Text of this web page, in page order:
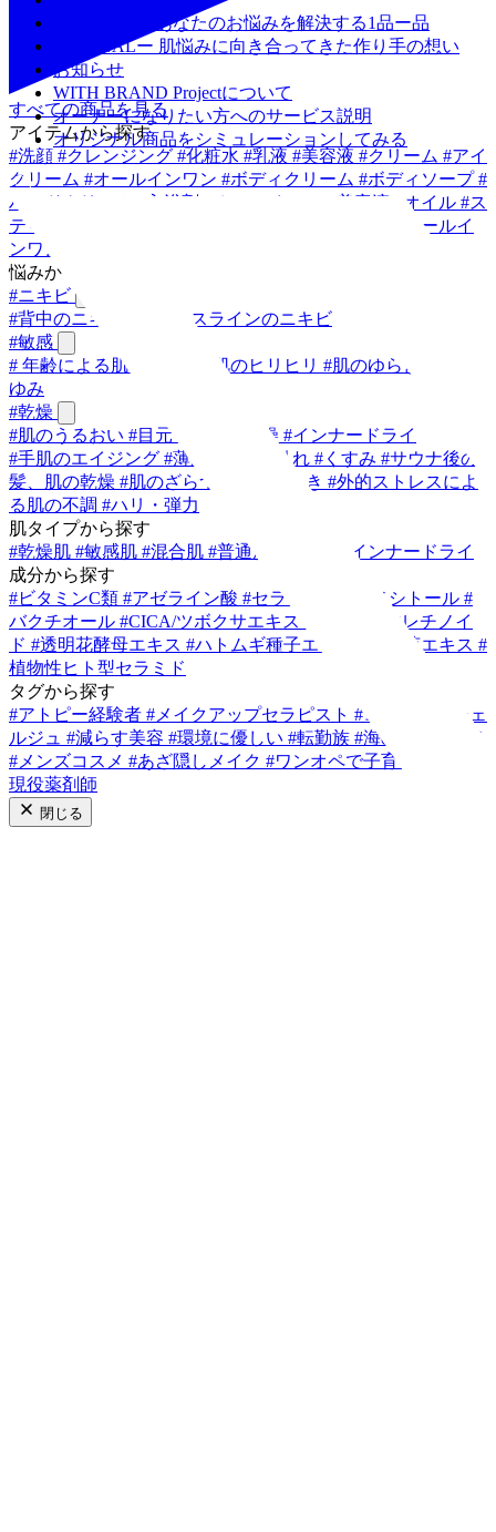
すべての商品を見る
アイテムから探す
#洗顔 #クレンジング #化粧水 #乳液 #美容液 #クリーム #アイ
クリーム #オールインワン #ボディクリーム #ボディソープ#
ハンドクリーム
入浴剤 オールインワン美容液 オイル #ス
ティックバーム
オールイ
ンワンウォッシュ
悩みから探す
#ニキビ
#背中のニキビ
フェイスラインのニキビ
#敏感
# 年齢による肌のゆらぎ 肌のヒリヒリ #肌のゆらぎ
ゆみ
#乾燥
#肌のうるおい #目元・口元の乾燥 #インナードライ
#手肌のエイジング #薄肌 キメの乱れ # くすみ #サウナ後の
髪、肌の乾燥 #肌のざらつき・ごわつき #外的ストレスによ
る肌の不調 #ハリ・弾力
肌タイプから探す
#乾燥肌 #敏感肌 #混合肌 #普通肌
インナードライ
成分から探す
#ビタミンC類 #アゼライン酸 #セラミド類 イノシトール #
バクチオール #CICA/ツボクサエキス
梔子の植物レチノイ
ド #透明花酵母エキス #ハトムギ種子エキス フキ芽エキス #
植物性ヒト型セラミド
タグから探す
#アトピー経験者 # メイクアップセラピスト #コスメコンシェ
ルジュ #減らす美容 #環境に優しい #転勤族 #海の環境を守る
# メンズコスメ #あざ隠しメイク #ワンオペで子育て奮闘中
現役薬剤師
閉じる
FEATUREー あなたのお悩みを解決する1品ー品
JOURNALー 肌悩みに向き合ってきた作り手の想い
お知らせ
WITH BRAND Projectについて
オーナーになりたい方へのサービス説明
オリジナル商品をシミュレーションしてみる